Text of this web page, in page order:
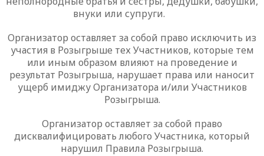
внуки или супруги.
Организатор оставляет за собой право исключить из
участия в Розыгрыше тех Участников, которые тем
или иным образом влияют на проведение и
результат Розыгрыша, нарушает права или наносит
ущерб имиджу Организатора и/или Участников
Розыгрыша.
Организатор оставляет за собой право
дисквалифицировать любого Участника, который
нарушил Правила Розыгрыша.